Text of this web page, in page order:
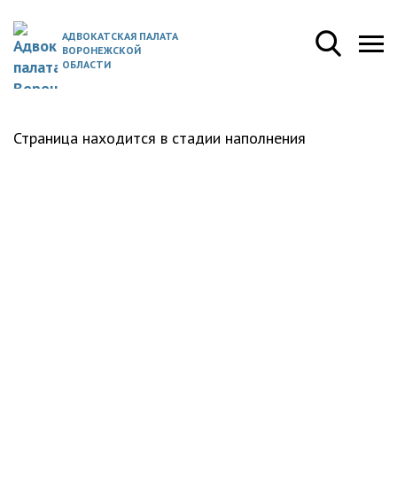
АДВОКАТСКАЯ ПАЛАТА
ВОРОНЕЖСКОЙ
ОБЛАСТИ
Страница находится в стадии наполнения